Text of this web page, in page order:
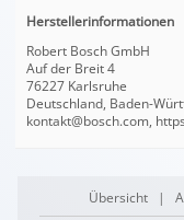
Herstellerinformationen
Robert Bosch GmbH
Auf der Breit 4
76227 Karlsruhe
Deutschland, Baden-
kontakt@bosch.com,
Übersicht|